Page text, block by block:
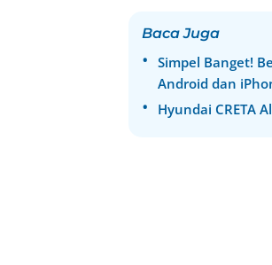
Baca Juga
Simpel Banget!
Android dan
Hyundai CRETA